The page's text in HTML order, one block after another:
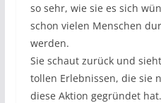
so sehr, wie sie es sich
schon vielen Menschen
werden.
Sie schaut zurück und
tollen Erlebnissen, die sie
diese Aktion gegründet